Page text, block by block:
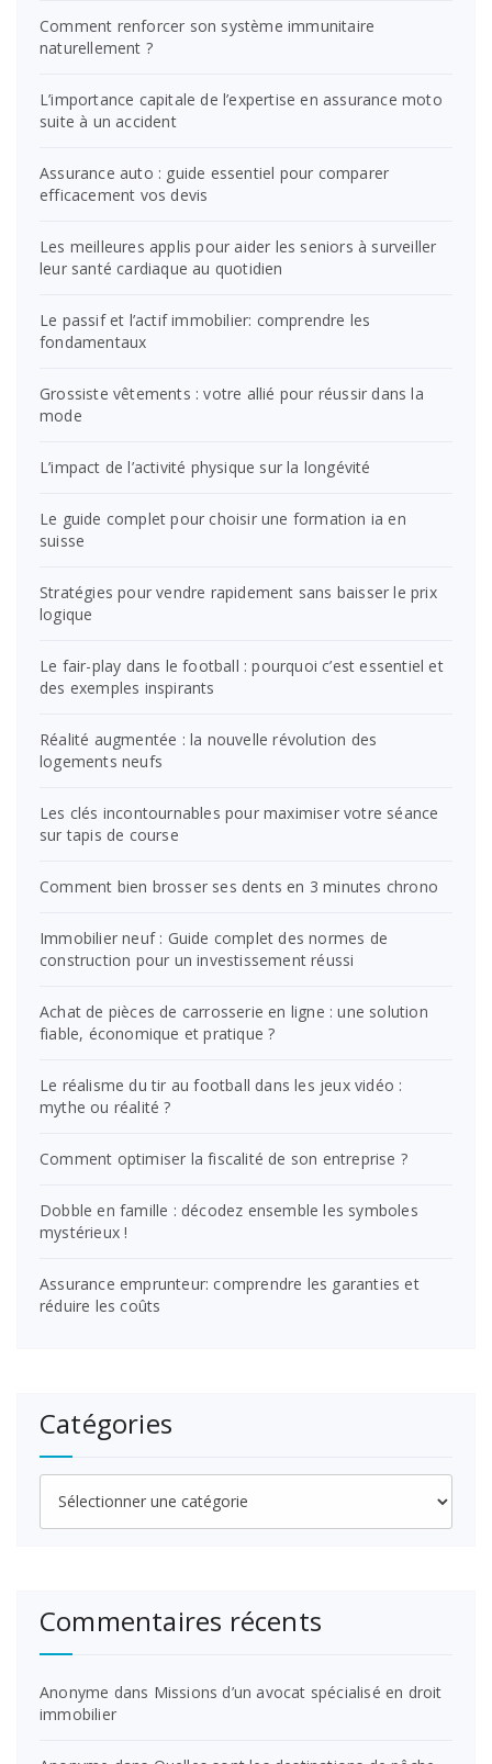
Comment renforcer son système immunitaire
naturellement ?
L’importance capitale de l’expertise en assurance moto
suite à un accident
Assurance auto : guide essentiel pour comparer
efficacement vos devis
Les meilleures applis pour aider les seniors à surveiller
leur santé cardiaque au quotidien
Le passif et l’actif immobilier: comprendre les
fondamentaux
Grossiste vêtements : votre allié pour réussir dans la
mode
L’impact de l’activité physique sur la longévité
Le guide complet pour choisir une formation ia en
suisse
Stratégies pour vendre rapidement sans baisser le prix
logique
Le fair-play dans le football : pourquoi c’est essentiel et
des exemples inspirants
Réalité augmentée : la nouvelle révolution des
logements neufs
Les clés incontournables pour maximiser votre séance
sur tapis de course
Comment bien brosser ses dents en 3 minutes chrono
Immobilier neuf : Guide complet des normes de
construction pour un investissement réussi
Achat de pièces de carrosserie en ligne : une solution
fiable, économique et pratique ?
Le réalisme du tir au football dans les jeux vidéo :
mythe ou réalité ?
Comment optimiser la fiscalité de son entreprise ?
Dobble en famille : décodez ensemble les symboles
mystérieux !
Assurance emprunteur: comprendre les garanties et
réduire les coûts
Catégories
Catégories
Commentaires récents
Anonyme dans Missions d’un avocat spécialisé en droit
immobilier